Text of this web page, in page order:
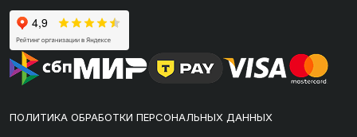
ПОЛИТИКА ОБРАБОТКИ ПЕРСОНАЛЬНЫХ ДАННЫХ